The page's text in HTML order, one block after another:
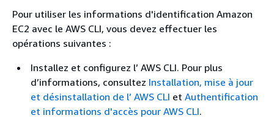
Pour utiliser les informations d'identification Amazon
EC2 avec le AWS CLI, vous devez effectuer les
opérations suivantes :
Installez et configurez l’ AWS CLI. Pour plus
d’informations, consultez Installation, mise à jour
et désinstallation de l’ AWS CLI et Authentification
et informations d'accès pour AWS CLI.